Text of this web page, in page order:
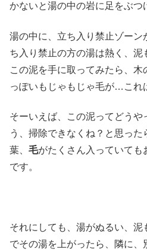
かないと湯の中の岩に足をぶつ
湯の中に、立ち入り禁止ゾーン
ち入り禁止の方の湯は熱く、
この泥を手に取ってみたら、木
っぽいもじゃもじゃ毛が…これ
そーいえば、この泥ってどうや
う、掃除できなくね？と思っ
葉、 毛がたくさん入っていても
です。
それにしても、湯がぬるい、泥
でその湯を上がったら、隣に、